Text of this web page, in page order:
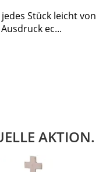
Stück leicht von
ec...
AKTION.